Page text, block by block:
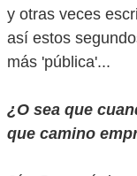
y otras veces
así estos
más 'pública'...
¿O sea que
que camino